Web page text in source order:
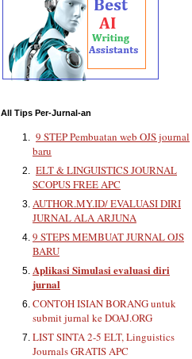
All Tips Per-Jurnal-an
9 STEP Pembuatan web OJS journal
baru
ELT & LINGUISTICS JOURNAL
SCOPUS FREE APC
AUTHOR.MY.ID/ EVALUASI DIRI
JURNAL ALA ARJUNA
9 STEPS MEMBUAT JURNAL OJS
BARU
Aplikasi Simulasi evaluasi diri
jurnal
CONTOH ISIAN BORANG untuk
submit jurnal ke DOAJ.ORG
LIST SINTA 2-5 ELT, Linguistics
Journals GRATIS APC